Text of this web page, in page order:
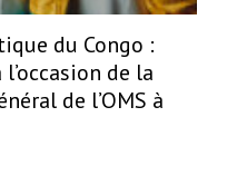
du Congo :
de la
de l’OMS à